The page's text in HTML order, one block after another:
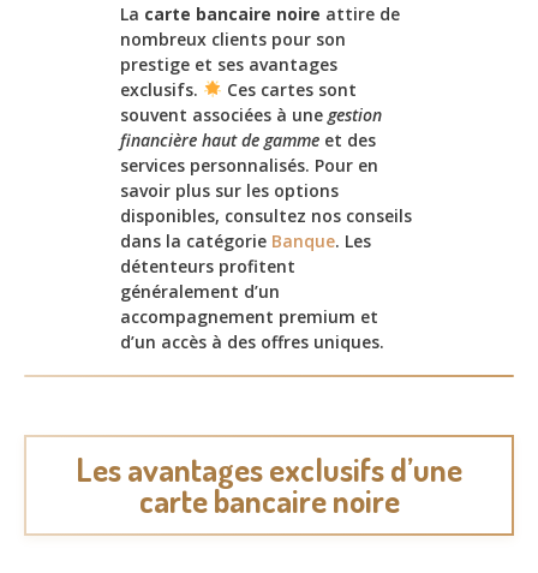
La carte bancaire noire attire de
nombreux clients pour son
prestige et ses avantages
exclusifs.
Ces cartes sont
souvent associées à une gestion
financière haut de gamme et des
services personnalisés. Pour en
savoir plus sur les options
disponibles, consultez nos conseils
dans la catégorie Banque. Les
détenteurs profitent
généralement d’un
accompagnement premium et
d’un accès à des offres uniques.
Les avantages exclusifs d’une
carte bancaire noire